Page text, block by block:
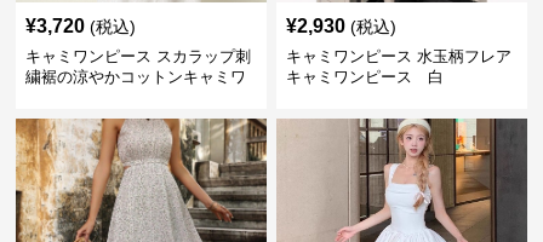
¥3,720 (税込)
キャミワンピース スカラップ刺
繍裾の涼やかコットンキャミワ
¥2,930 (税込)
キャミワンピース 水玉柄フレア
キャミワンピース 白